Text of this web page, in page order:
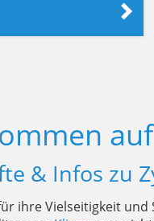
& Infos zu
ihre Vielseitigkeit